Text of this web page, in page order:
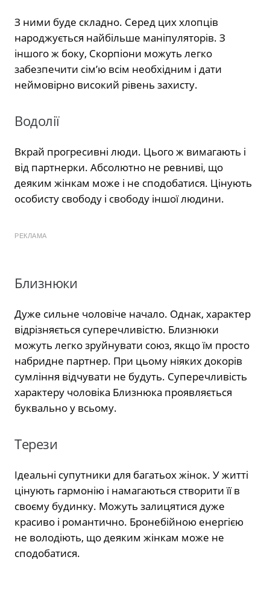
З ними буде складно. Серед цих хлопців
народжується найбільше маніпуляторів. З
іншого ж боку, Скорпіони можуть легко
забезпечити сім’ю всім необхідним і дати
неймовірно високий рівень захисту.
Водолії
Вкрай прогресивні люди. Цього ж вимагають і
від партнерки. Абсолютно не ревниві, що
деяким жінкам може і не сподобатися. Цінують
особисту свободу і свободу іншої людини.
РЕКЛАМА
Близнюки
Дуже сильне чоловіче начало. Однак, характер
відрізняється суперечливістю. Близнюки
можуть легко зруйнувати союз, якщо їм просто
набридне партнер. При цьому ніяких докорів
сумління відчувати не будуть. Суперечливість
характеру чоловіка Близнюка проявляється
буквально у всьому.
Терези
Ідеальні супутники для багатьох жінок. У житті
цінують гармонію і намагаються створити її в
своєму будинку. Можуть залицятися дуже
красиво і романтично. Бронебійною енергією
не володіють, що деяким жінкам може не
сподобатися.